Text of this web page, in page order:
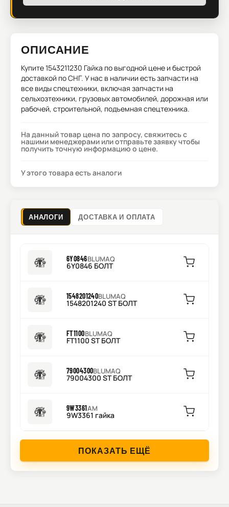
ОПИСАНИЕ
Купите1543211230 Гайка по выгодной цене и быстрой
доставкой по СНГ. У нас в наличии есть запчасти на
все виды спецтехники, включая запчасти на
сельхозтехники, грузовых автомобилей, дорожная или
рабочей, строительной, подъемная спецтехника.
На данный товар цена по запросу, свяжитесь с
нашими менеджерами или отправьте заявку чтобы
получить точную информацию о цене.
У этого товара есть аналоги
АНАЛОГИ ДОСТАВКА И ОПЛАТА
6Y0846BLUMAQ
6Y0846 БОЛТ
1548201240BLUMAQ
1548201240 ST БОЛТ
FT1100BLUMAQ
FT1100 ST БОЛТ
79004300BLUMAQ
79004300 ST БОЛТ
9W3361AM
9W3361 гайка
ПОКАЗАТЬ ЕЩЁ